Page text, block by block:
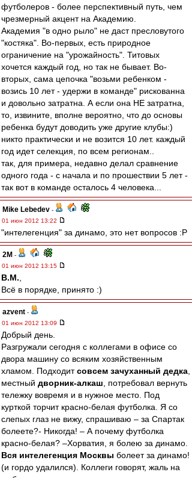
футболеров - более перспективный путь, чем
чрезмерный акцент на Академию.
Академия "в одно рыло" не даст пресловутого
"костяка". Во-первых, есть природное
ограничение на "урожайность". Титовых
хочется каждый год, но так не бывает. Во-
вторых, сама цепочка "возьми ребенком -
возись 10 лет - удержи в команде" рискованна
и довольно затратна. А если она НЕ затратна,
то, извините, вполне вероятно, что до основы
ребенка будут доводить уже другие клубы:)
никто практически и не возится 10 лет. каждый
год идет селекция, по всем регионам..
так, для примера, недавно делал сравнение
одного года - с начала и по прошествии 5 лет -
так вот в команде осталось 4 человека...
Mike Lebedev -
01 июн 2012 13:22
"интелегенция" за динамо, это нет вопросов :P
2M -
01 июн 2012 13:15
В.М.
Всё в порядке, принято :)
azvent -
01 июн 2012 13:09
Добрый день.
Разгружали сегодня с коллегами в офисе со
двора машину со всяким хозяйственным
хламом. Подходитсовсем зачуханный дедка
местный дворник-алкаш , потребовал вернуть
тележку вовремя и в нужное место. Под
курткой торчит красно-белая футболка. Я со
слепых глаз не вижу, спрашиваю – за Спартак
болеете?- Никогда! – А почему футболка
красно-белая? –Хорватия, я болею за динамо.
Вся интелегенция Москвы болеет за динамо!
(и гордо удалился). Коллеги говорят, жаль на